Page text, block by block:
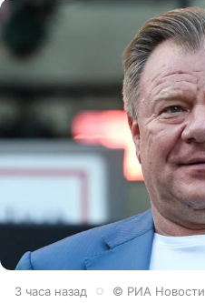
3 часа назад © РИА Новости